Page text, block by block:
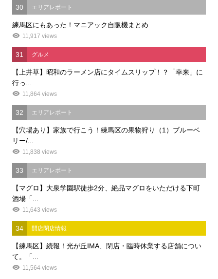
30 エリアレポート
練馬区にもあった！マニアック自販機まとめ
11,917 views
31 グルメ
【上井草】昭和のラーメン店にタイムスリップ！？「幸来」に
行っ...
11,864 views
32 エリアレポート
【穴場あり】家族で行こう！練馬区の果物狩り（1）ブルーベ
リー/...
11,838 views
33 エリアレポート
【マグロ】大泉学園駅徒歩2分、絶品マグロをいただける下町
酒場「...
11,643 views
34 開店閉店情報
【練馬区】続報！光が丘IMA、閉店・臨時休業する店舗につい
て。「...
11,564 views